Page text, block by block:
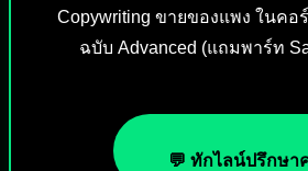
Copywriting ขายของแพง ในคอ
ฉบับ Advanced (แถมพาร์ท
💬 ทักไลน์ปรึกษา